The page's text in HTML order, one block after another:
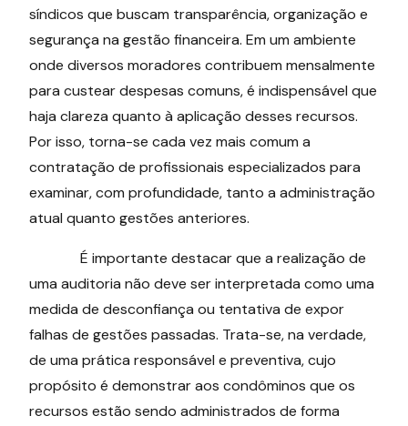
síndicos que buscam transparência, organização e
segurança na gestão financeira. Em um ambiente
onde diversos moradores contribuem mensalmente
para custear despesas comuns, é indispensável que
haja clareza quanto à aplicação desses recursos.
Por isso, torna-se cada vez mais comum a
contratação de profissionais especializados para
examinar, com profundidade, tanto a administração
atual quanto gestões anteriores.
É importante destacar que a realização de
uma auditoria não deve ser interpretada como uma
medida de desconfiança ou tentativa de expor
falhas de gestões passadas. Trata-se, na verdade,
de uma prática responsável e preventiva, cujo
propósito é demonstrar aos condôminos que os
recursos estão sendo administrados de forma